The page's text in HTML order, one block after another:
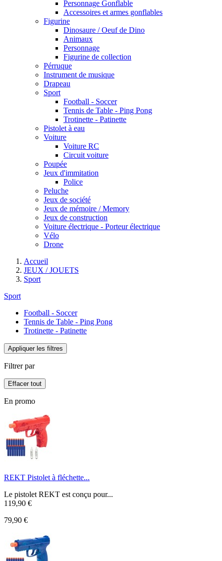
Personnage Gonflable
Accessoires et armes gonflables
Figurine
Dinosaure / Oeuf de Dino
Animaux
Personnage
Figurine de collection
Pérruque
Instrument de musique
Drapeau
Sport
Football - Soccer
Tennis de Table - Ping Pong
Trotinette - Patinette
Pistolet à eau
Voiture
Voiture RC
Circuit voiture
Poupée
Jeux d'immitation
Police
Peluche
Jeux de société
Jeux de mémoire / Memory
Jeux de construction
Voiture électrique - Porteur électrique
Vélo
Drone
Accueil
JEUX / JOUETS
Sport
Sport
Football - Soccer
Tennis de Table - Ping Pong
Trotinette - Patinette
Appliquer les filtres
Filtrer par
Effacer tout
En promo
REKT Pistolet à fléchette...
Le pistolet REKT est conçu pour...
119,90 €
79,90 €